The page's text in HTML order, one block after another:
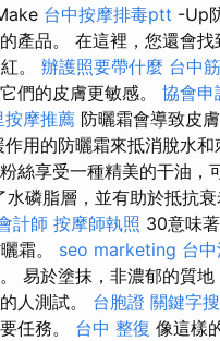
台中按摩排毒ptt -Up
產品。 在這裡，您還會
。 辦護照要帶什麼 台中
們的皮膚更敏感。 協會申
按摩推薦 防曬霜會導致皮
用的防曬霜來抵消脫水
絲享受一種精美的干油，
磷脂層，並有助於抵抗衰
計師 按摩師執照 30意味
霜。 seo marketing 台
易於塗抹，非濃郁的質地
人測試。 台胞證 關鍵字
任務。 台中 整復 像這樣